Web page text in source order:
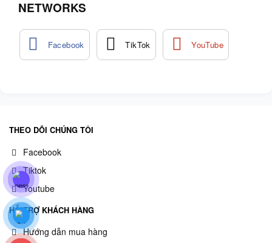
NETWORKS
THEO DÕI CHÚNG TÔI
Facebook
Tiktok
Youtube
HỖ TRỢ KHÁCH HÀNG
Hướng dẫn mua hàng